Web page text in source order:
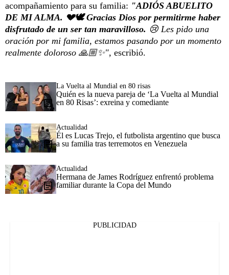
acompañamiento para su familia: "ADIÓS ABUELITO
DE MI ALMA. 💔🕊️ Gracias Dios por permitirme haber
disfrutado de un ser tan maravilloso. 😢 Les pido una
oración por mi familia, estamos pasando por un momento
realmente doloroso 🙏🏼✨", escribió.
La Vuelta al Mundial en 80 risas
Quién es la nueva pareja de ‘La Vuelta al Mundial
en 80 Risas’: exreina y comediante
Actualidad
Él es Lucas Trejo, el futbolista argentino que busca
a su familia tras terremotos en Venezuela
Actualidad
Hermana de James Rodríguez enfrentó problema
familiar durante la Copa del Mundo
PUBLICIDAD